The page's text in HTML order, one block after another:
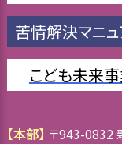
苦情解決マニ
こども未来
【本部】 〒943-0832